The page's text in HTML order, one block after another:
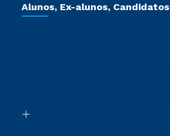
Jornada do Aluno
Cursos Livres
Vestibular Redação
Formação Pedagógica - R2
Alunos, Ex-alunos, Candidatos